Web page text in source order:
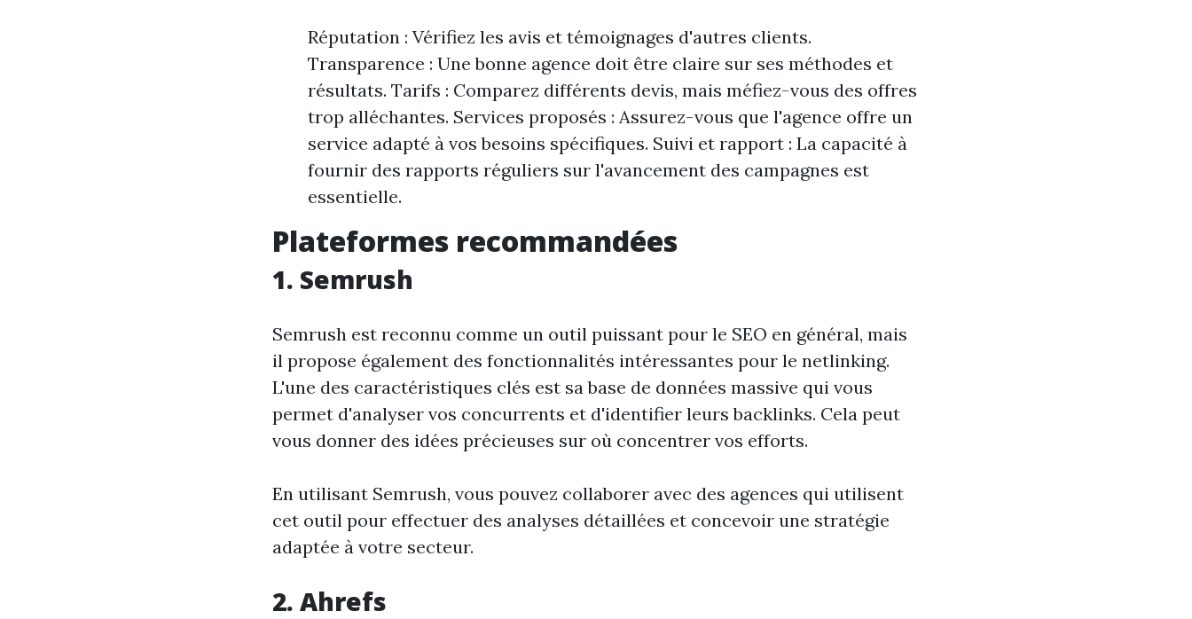
Réputation : Vérifiez les avis et témoignages d'autres clients.
Transparence : Une bonne agence doit être claire sur ses méthodes et
résultats. Tarifs : Comparez différents devis, mais méfiez-vous des offres
trop alléchantes. Services proposés : Assurez-vous que l'agence offre un
service adapté à vos besoins spécifiques. Suivi et rapport : La capacité à
fournir des rapports réguliers sur l'avancement des campagnes est
essentielle.
Plateformes recommandées
1. Semrush
Semrush est reconnu comme un outil puissant pour le SEO en général, mais
il propose également des fonctionnalités intéressantes pour le netlinking.
L'une des caractéristiques clés est sa base de données massive qui vous
permet d'analyser vos concurrents et d'identifier leurs backlinks. Cela peut
vous donner des idées précieuses sur où concentrer vos efforts.
En utilisant Semrush, vous pouvez collaborer avec des agences qui utilisent
cet outil pour effectuer des analyses détaillées et concevoir une stratégie
adaptée à votre secteur.
2. Ahrefs